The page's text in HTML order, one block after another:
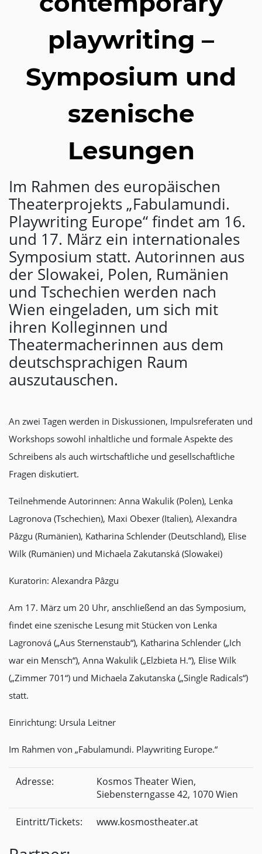
playwriting –
Symposium und
szenische
Lesungen
Im Rahmen des europäischen
Theaterprojekts „Fabulamundi.
Playwriting Europe“ findet am 16.
und 17. März ein internationales
Symposium statt. Autorinnen aus
der Slowakei, Polen, Rumänien
und Tschechien werden nach
Wien eingeladen, um sich mit
ihren Kolleginnen und
Theatermacherinnen aus dem
deutschsprachigen Raum
auszutauschen.
An zwei Tagen werden in Diskussionen, Impulsreferaten und
Workshops sowohl inhaltliche und formale Aspekte des
Schreibens als auch wirtschaftliche und gesellschaftliche
Fragen diskutiert.
Teilnehmende Autorinnen: Anna Wakulik (Polen), Lenka
Lagronova (Tschechien), Maxi Obexer (Italien), Alexandra
Pâzgu (Rumänien), Katharina Schlender (Deutschland), Elise
Wilk (Rumänien) und Michaela Zakutanská (Slowakei)
Kuratorin: Alexandra Pâzgu
Am 17. März um 20 Uhr, anschließend an das Symposium,
findet eine szenische Lesung mit Stücken von Lenka
Lagronová („Aus Sternenstaub“), Katharina Schlender („Ich
war ein Mensch“), Anna Wakulik („Elzbieta H.“), Elise Wilk
(„Zimmer 701“) und Michaela Zakutanska („Single Radicals“)
statt.
Einrichtung: Ursula Leitner
Im Rahmen von „Fabulamundi. Playwriting Europe.“
Adresse:
Kosmos Theater Wien,
Siebensterngasse 42, 1070 Wien
Eintritt/Tickets: www.kosmostheater.at